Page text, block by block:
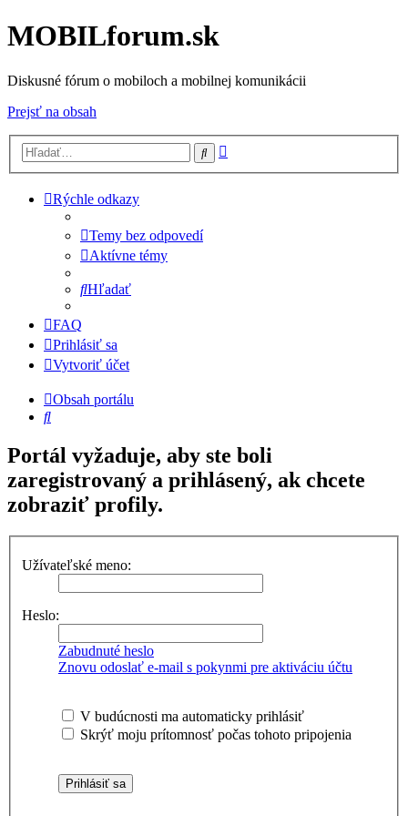
MOBILforum.sk
Diskusné fórum o mobiloch a mobilnej komunikácii
Prejsť na obsah
Hľadať
Rýchle odkazy
Temy bez odpovedí
Aktívne témy
Hľadať
FAQ
Prihlásiť sa
Vytvoriť účet
Obsah portálu
Hľadať
Portál vyžaduje, aby ste boli
zaregistrovaný a prihlásený, ak chcete
zobraziť profily.
Užívateľské meno:
Heslo:
Zabudnuté heslo
Znovu odoslať e-mail s pokynmi pre aktiváciu účtu
V budúcnosti ma automaticky prihlásiť
Skrýť moju prítomnosť počas tohoto pripojenia